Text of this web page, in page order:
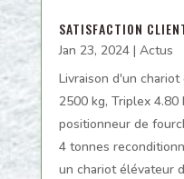
SATISFACTION
Jan 23, 2024| Actus
Livraison d'un
2500 kg, Triplex
positionneur de
4 tonnes
un chariot élévateur